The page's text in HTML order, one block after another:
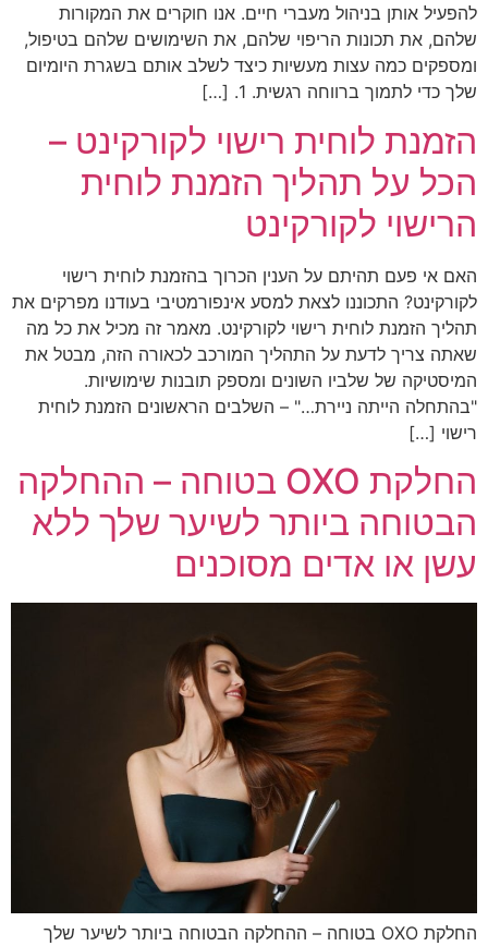
להפעיל אותן בניהול מעברי חיים. אנו חוקרים את המקורות
שלהם, את תכונות הריפוי שלהם, את השימושים שלהם בטיפול,
ומספקים כמה עצות מעשיות כיצד לשלב אותם בשגרת היומיום
שלך כדי לתמוך ברווחה רגשית. 1. […]
הזמנת לוחית רישוי לקורקינט –
הכל על תהליך הזמנת לוחית
הרישוי לקורקינט
האם אי פעם תהיתם על הענין הכרוך בהזמנת לוחית רישוי
לקורקינט? התכוננו לצאת למסע אינפורמטיבי בעודנו מפרקים את
תהליך הזמנת לוחית רישוי לקורקינט. מאמר זה מכיל את כל מה
שאתה צריך לדעת על התהליך המורכב לכאורה הזה, מבטל את
המיסטיקה של שלביו השונים ומספק תובנות שימושיות.
"בהתחלה הייתה ניירת…" – השלבים הראשונים הזמנת לוחית
רישוי […]
החלקת OXO בטוחה – ההחלקה
הבטוחה ביותר לשיער שלך ללא
עשן או אדים מסוכנים
החלקת OXO בטוחה – ההחלקה הבטוחה ביותר לשיער שלך